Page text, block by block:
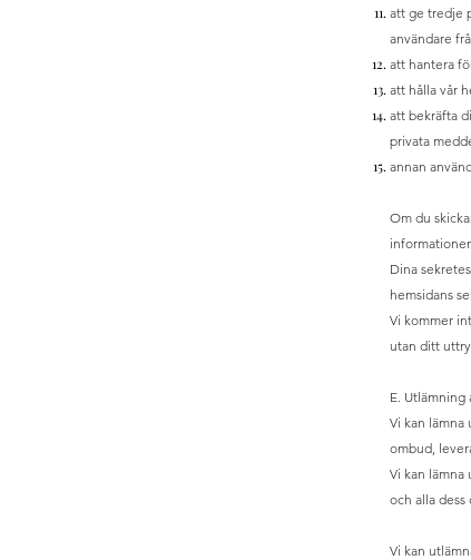
att ge tredje
användare
att hantera
att hålla vår
att bekräfta
privata
annan
Om du
Dina
hemsidans
Vi kommer
utan ditt
E.
Vi kan lämna
ombud,
Vi kan
och alla
Vi kan